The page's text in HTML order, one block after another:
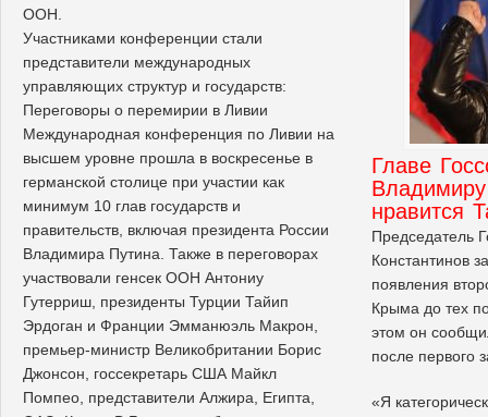
ООН.
Участниками конференции стали
представители международных
управляющих структур и государств:
Переговоры о перемирии в Ливии
Международная конференция по Ливии на
высшем уровне прошла в воскресенье в
германской столице при участии как
минимум 10 глав государств и
правительств, включая президента России
Владимира Путина. Также в переговорах
участвовали генсек ООН Антониу
Гутерриш, президенты Турции Тайип
Эрдоган и Франции Эмманюэль Макрон,
премьер-министр Великобритании Борис
Джонсон, госсекретарь США Майкл
Помпео, представители Алжира, Египта,
Главе
нравится
Председатель
Константинов
появления
Крыма до тех
этом он
после первого
«Я